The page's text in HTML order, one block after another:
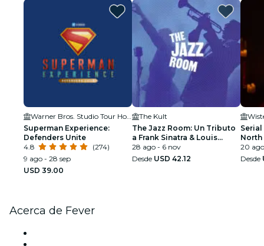
Superman Experience:
Defenders Unite
4.8
(274)
9 ago - 28 sep
USD 39.00
The Kult
The Jazz Room: Un Tributo
a Frank Sinatra & Louis
Armstrong
28 ago - 6 nov
Desde USD 42.12
North
20
Desde
Acerca de Fever